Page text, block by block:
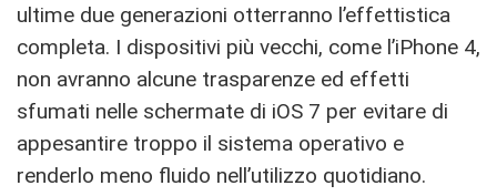
ultime due generazioni otterranno l’effettistica
completa. I dispositivi più vecchi, come l’iPhone 4,
non avranno alcune trasparenze ed effetti
sfumati nelle schermate di iOS 7 per evitare di
appesantire troppo il sistema operativo e
renderlo meno fluido nell’utilizzo quotidiano.